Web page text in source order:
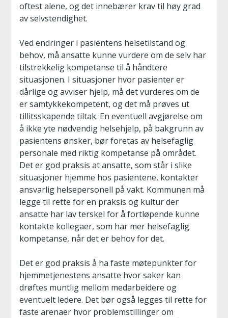
oftest alene, og det innebærer krav til høy grad
av selvstendighet.
Ved endringer i pasientens helsetilstand og
behov, må ansatte kunne vurdere om de selv har
tilstrekkelig kompetanse til å håndtere
situasjonen. I situasjoner hvor pasienter er
dårlige og avviser hjelp, må det vurderes om de
er samtykkekompetent, og det må prøves ut
tillitsskapende tiltak. En eventuell avgjørelse om
å ikke yte nødvendig helsehjelp, på bakgrunn av
pasientens ønsker, bør foretas av helsefaglig
personale med riktig kompetanse på området.
Det er god praksis at ansatte, som står i slike
situasjoner hjemme hos pasientene, kontakter
ansvarlig helsepersonell på vakt. Kommunen må
legge til rette for en praksis og kultur der
ansatte har lav terskel for å fortløpende kunne
kontakte kollegaer, som har mer helsefaglig
kompetanse, når det er behov for det.
Det er god praksis å ha faste møtepunkter for
hjemmetjenestens ansatte hvor saker kan
drøftes muntlig mellom medarbeidere og
eventuelt ledere. Det bør også legges til rette for
faste arenaer hvor problemstillinger om